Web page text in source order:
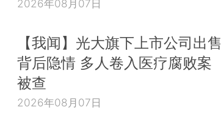
2026年08月07日
【我闻】光大旗下上市公司出售
背后隐情 多人卷入医疗腐败案
被查
2026年08月07日